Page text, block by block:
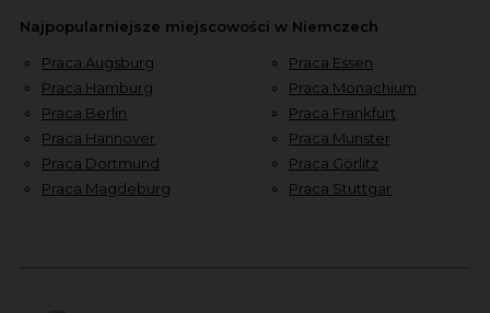
Najpopularniejsze miejscowości w Niemczech
Praca Augsburg
Praca Hamburg
Praca Berlin
Praca Hannover
Praca Dortmund
Praca Magdeburg
Praca Essen
Praca Monachium
Praca Frankfurt
Praca Munster
Praca Görlitz
Praca Stuttgar